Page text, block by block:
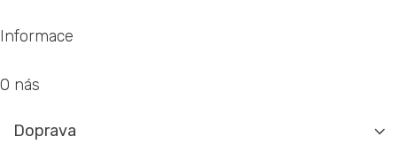
tInformace
O nás
Doprava